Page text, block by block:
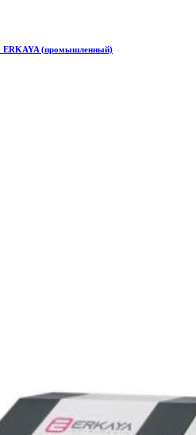
ERKAYA (промышленный)